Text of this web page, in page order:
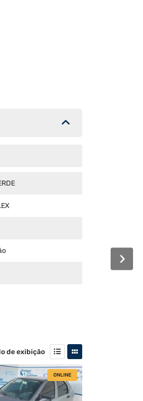
de exibição
ONLINE